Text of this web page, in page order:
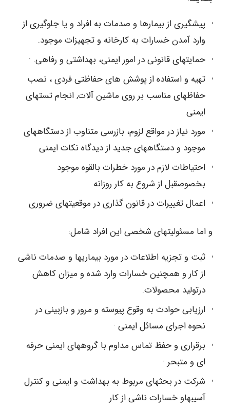
پیشگیری از بیمارها و صدمات به افراد و یا جلوگیری از
وارد آمدن خسارات به کارخانه و تجهیزات موجود.
حمایتهای قانونی در امور ایمنی، بهداشتی و رفاهی. ·
تهیه و استفاده از پوشش های حفاظتی فردی ، نصب
حفاظهای مناسب بر روی ماشین آلات, انجام تستهای
ایمنی
مورد نیاز در مواقع لزوم، بازرسی متناوب از دستگاههای
موجود و دستگاههای جدید از دیدگاه نکات ایمنی
احتیاطات لازم در مورد خطرات بالقوه موجود
بخصوصقبل از شروع به کار روزانه
اعمال تغییرات در قانون گذاری در موقعیتهای ضروری
و اما مسئولیتهای شخصی این افراد شامل:
ثبت و تجزیه اطلاعات در مورد بیماریها و صدمات ناشی
از کار و همچنین خسارات وارد شده و میزان کاهش
درتولید محصولات.
ارزیابی حوادث به وقوع پیوسته و مرور و بازبینی در
نحوه اجرای مسائل ایمنی ·
برقراری و حفظ تماس مداوم با گروههای ایمنی حرفه
ای و متبحر ·
شرکت در بحثهای مربوط به بهداشت و ایمنی و کنترل
آسیبهاو خسارات ناشی از کار